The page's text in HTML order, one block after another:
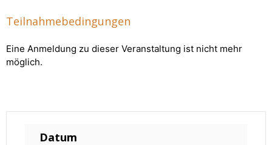
Teilnahmebedingungen
Eine Anmeldung zu dieser Veranstaltung ist nicht mehr
möglich.
Datum